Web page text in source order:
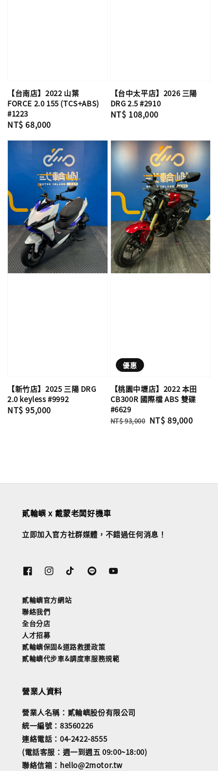
【台南店】2022 山葉
FORCE 2.0 155 (TCS+ABS)
#1223
Regular
NT$ 68,000
【台中太平店】2026 三陽
DRG 2.5 #2910
Regular
NT$ 108,000
【新竹店】2025 三陽 DRG
2.0 keyless #9992
Regular
NT$ 95,000
優惠
【桃園中壢店】2022 本田
CB300R 國際檔 ABS 雙碟
#6629
Regular
NT$ 93,000 Sale
NT$ 89,000
貳輪嶼 x 戴蒙老闆好機車
立即加入官方社群媒體，不錯過任何消息！
貳輪嶼官方網站
聯絡我們
全台分店
人才招募
貳輪嶼保固&道路救援政策
貳輪嶼代步車&調度車服務規範
營業人資料
營業人名稱：貳輪嶼股份有限公司
統一編號：83560226
連絡電話：04-2422-8555
(電話客服：週一到週五 09:00~18:00)
聯絡信箱：hello@2motor.tw